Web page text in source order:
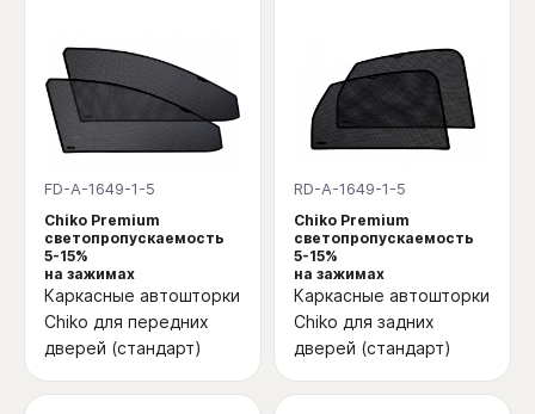
FD-A-1649-1-5
Chiko Premium
светопропускаемость
5-15%
на зажимах
Каркасные автошторки
Chiko для передних
дверей (стандарт)
RD-A-1649-1-5
Chiko Premium
светопропускаемость
5-15%
на зажимах
Каркасные автошторки
Chiko для задних
дверей (стандарт)